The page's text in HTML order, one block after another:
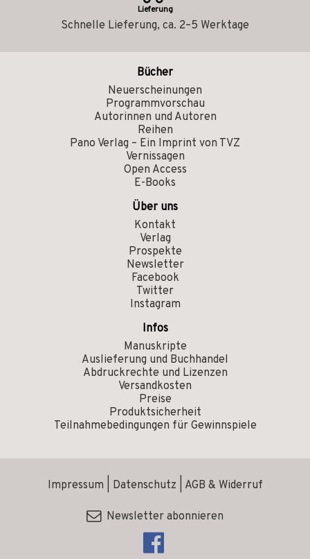
Lieferung
Schnelle Lieferung, ca. 2–5 Werktage
Bücher
Neuerscheinungen
Programmvorschau
Autorinnen und Autoren
Reihen
Pano Verlag – Ein Imprint von TVZ
Vernissagen
Open Access
E-Books
Über uns
Kontakt
Verlag
Prospekte
Newsletter
Facebook
Twitter
Instagram
Infos
Manuskripte
Auslieferung und Buchhandel
Abdruckrechte und Lizenzen
Versandkosten
Preise
Produktsicherheit
Teilnahmebedingungen für Gewinnspiele
Impressum Datenschutz AGB & Widerruf
Newsletter abonnieren